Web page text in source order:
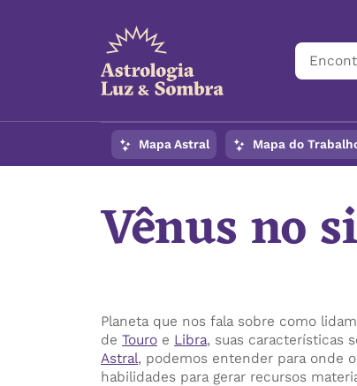
Mapa Astral Mapa do
Vênus no
Planeta que nos fala sobre como
de Touro e Libra, suas características
Astral, podemos entender para onde
habilidades para gerar recursos